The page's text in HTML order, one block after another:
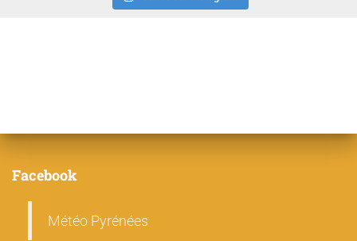
Facebook
Météo Pyrénées